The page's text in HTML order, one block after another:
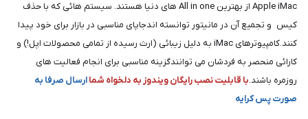
Apple iMac از بهترین All in one های دنیا هستند. سیستم هائی که با حذف
کیس و تجمیع آن در مانیتور توانسته اندجاپای مناسبی در بازار برای خود پیدا
کنند.کامپیوترهای iMac به دلیل زیبائی (ارث رسیده از تمامی محصولات اپل!) و
کارائی منحصر به فردشان می توانندگزینه مناسبی برای انجام فعالیت های
روزمره باشند.با قابلیت نصب رایگان ویندوز به دلخواه شماارسال صرفا به
صورت پس کرایه